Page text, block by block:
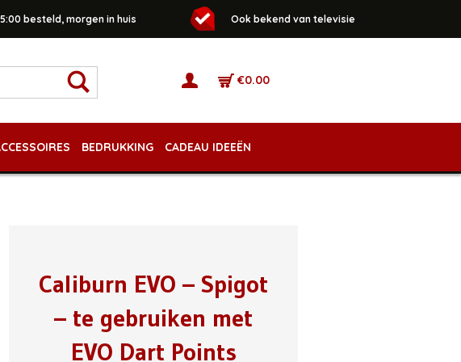
besteld, morgen in huis Ook bekend van televisie
€0.00
BEDRUKKING CADEAU IDEEËN
Caliburn EVO – Spigot
– te gebruiken met
EVO Dart Points